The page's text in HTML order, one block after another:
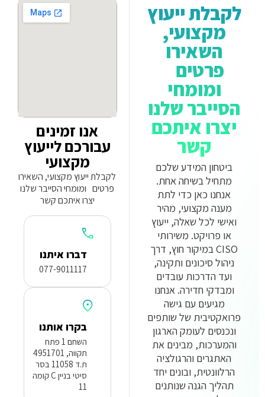
לקבלת ייעוץ
מקצועי,
השאירו
פרטים
ומומחי
הסייבר שלנו
יצרו איתכם
קשר
ביטחון המידע שלכם
מתחיל בשיחה אחת.
אנחנו כאן כדי לתת
מענה מקצועי, מהיר
ואישי לכל שאלה, ייעוץ
או פרויקט. משירותי
CISO במיקור חוץ, דרך
ניהול סיכונים ותקינה,
ועד הדרכות עובדים
ומבדקי חדירה. אנחנו
מגיעים עם גישה
פרואקטיבית של שותפים
ונכנסים לעומק הארגון
והמערכות, מבינים את
האתגרים והרגולציה
הרלוונטית, ובונים יחד
תהליך הגנה שנותנים
אנו זמינים
עבורכם לייעוץ
מקצועי
לקבלת ייעוץ מקצועי, השאירו
פרטים ומומחי הסייבר שלנו
יצרו איתכם קשר
דברו איתנו
077-9011117
בקרו אותנו
השחם 1 פתח
תקווה, 4951701
ת.ד 11058 בסר
סיטי בניין C קומה
11